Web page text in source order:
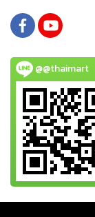
@@thaimart